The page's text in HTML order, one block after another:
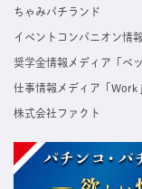
ちゃみパチランド
イベントコンパニオン情
奨学金情報メディア「ベッ
仕事情報メディア「Work
株式会社ファクト